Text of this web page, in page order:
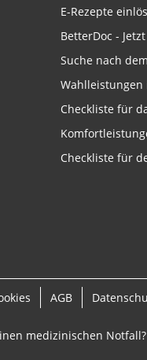
E-Rezepte
BetterDoc -
Suche nach
Wahlleistungen
Checkliste für
Checkliste für
AGB
medizinischen